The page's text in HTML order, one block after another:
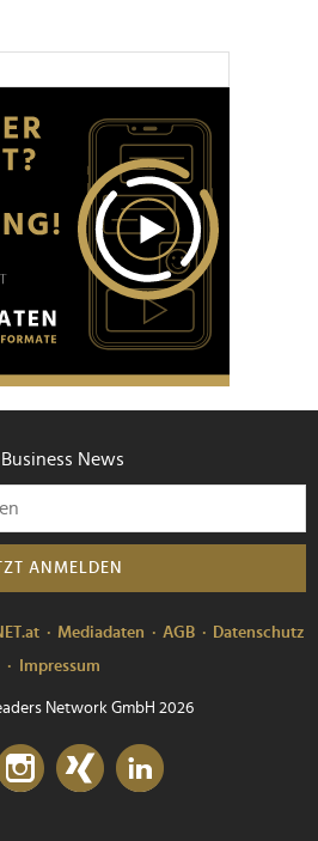
News
ANMELDEN
Mediadaten AGB
Datenschutz
Impressum
Network GmbH 2026